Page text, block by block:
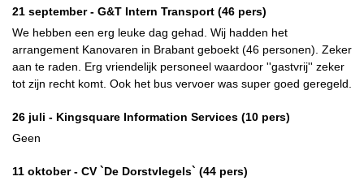
21 september - G&T Intern Transport (46 pers)
We hebben een erg leuke dag gehad. Wij hadden het
arrangement Kanovaren in Brabant geboekt (46 personen). Zeker
aan te raden. Erg vriendelijk personeel waardoor ''gastvrij'' zeker
tot zijn recht komt. Ook het bus vervoer was super goed geregeld.
26 juli - Kingsquare Information Services (10 pers)
Geen
11 oktober - CV `De Dorstvlegels` (44 pers)